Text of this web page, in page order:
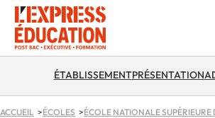
ÉTABLISSEMENTPRÉSENTATION
ACCUEIL ÉCOLES ÉCOLE NATIONALE SUPÉRIEURE